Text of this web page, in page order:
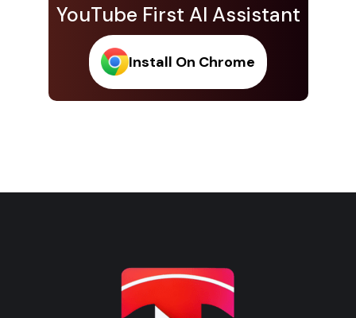
YouTube First AI Assistant
Install On Chrome